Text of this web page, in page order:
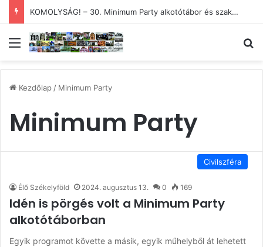
KOMOLYSÁG! – 30. Minimum Party alkotótábor és szakmai fórum
Menü
Kezdőlap/ Minimum Party
Minimum Party
Civilszféra
Élő Székelyföld 2024. augusztus 13. 0 169
Idén is pörgés volt a Minimum Party
alkotótáborban
Egyik programot követte a másik, egyik műhelyből át lehetett